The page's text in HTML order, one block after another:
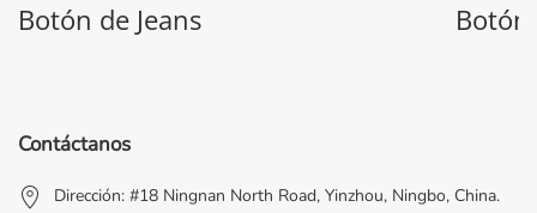
Botón de Jeans Botón
Contáctanos
Dirección: #18 Ningnan North Road, Yinzhou, Ningbo, China.